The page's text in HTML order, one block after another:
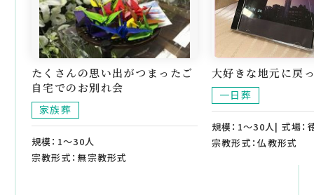
たくさんの思い出がつまったご
自宅でのお別れ会
家族葬
規模：1～30人
宗教形式：無宗教形式
大好きな地元に戻
一日葬
規模：1～30人| 式場：
宗教形式：仏教形式